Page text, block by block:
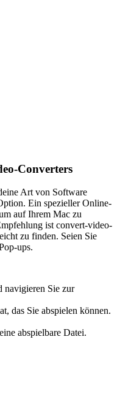
Converters
Art von Software
Ein spezieller Online-
auf Ihrem Mac zu
ist convert-video-
zu finden. Seien Sie
ups.
navigieren Sie zur
das Sie abspielen können.
abspielbare Datei.